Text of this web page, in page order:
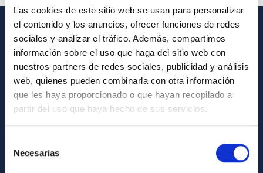
Las cookies de este sitio web se usan para personalizar
el contenido y los anuncios, ofrecer funciones de redes
sociales y analizar el tráfico. Además, compartimos
información sobre el uso que haga del sitio web con
nuestros partners de redes sociales, publicidad y análisis
web, quienes pueden combinarla con otra información
que les haya proporcionado o que hayan recopilado a
partir del uso que haya hecho de sus servicios.
Necesarias
GENERAL INFORMATION
Contact
How to get to the IAC
List of personnel
Library